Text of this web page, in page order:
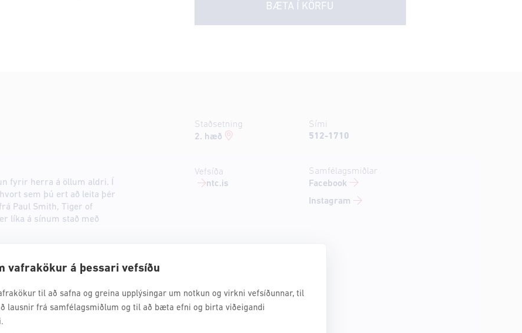
vafrakökur á þessari vefsíðu
til að safna og greina upplýsingar um notkun og virkni vefsíðunnar, til
lausnir frá samfélagsmiðlum og til að bæta efni og birta viðeigandi
BÆTA Í KÖRFU
fyrir herra á öllum aldri. Í
sem þú ert að leita þér
Paul Smith, Tiger of
líka á sínum stað með
Staðsetning
2. hæð
Vefsíða
ntc.is
Sími
512-1710
Samfélagsmiðlar
Facebook
Instagram